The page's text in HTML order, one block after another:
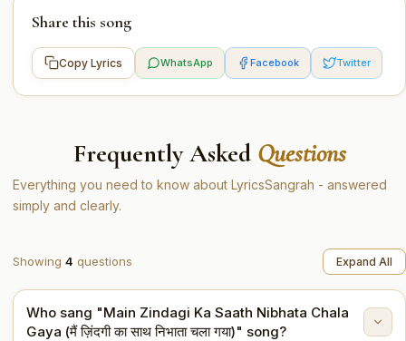
Share this song
Copy Lyrics WhatsApp Facebook Twitter
Frequently Asked Questions
Everything you need to know about LyricsSangrah - answered
simply and clearly.
Showing 4 questions Expand All
Who sang "Main Zindagi Ka Saath Nibhata Chala
Gaya (मैं ज़िंदगी का साथ निभाता चला गया)" song?